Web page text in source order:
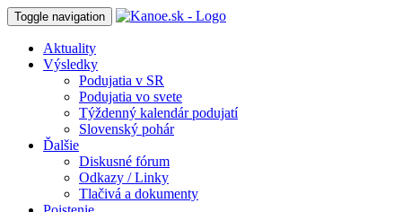
Toggle navigation
Aktuality
Výsledky
Podujatia v SR
Podujatia vo svete
Týždenný kalendár podujatí
Slovenský pohár
Ďalšie
Diskusné fórum
Odkazy / Linky
Tlačivá a dokumenty